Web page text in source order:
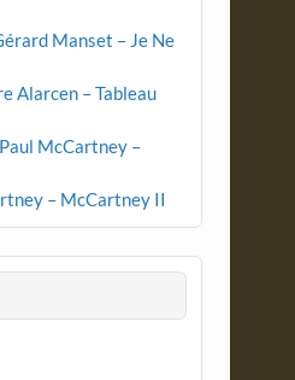
Manset – Je Ne
Alarcen – Tableau
Paul McCartney –
– McCartney II